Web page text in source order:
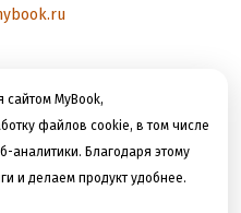
сайтом MyBook,
файлов cookie, в том числе
аналитики. Благодаря этому
и делаем продукт удобнее.